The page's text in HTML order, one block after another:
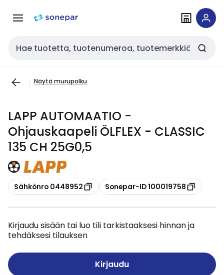
navigointiinsisältöön
Haku
Näytä murupolku
LAPP AUTOMAATIO -
Ohjauskaapeli ÖLFLEX - CLASSIC
135 CH 25G0,5
Kopioi
Sähkönro 0448952 Kopioi
Sonepar-ID 100019758
Kirjaudu sisään tai luo tili tarkistaaksesi hinnan ja
tehdäksesi tilauksen
Kirjaudu